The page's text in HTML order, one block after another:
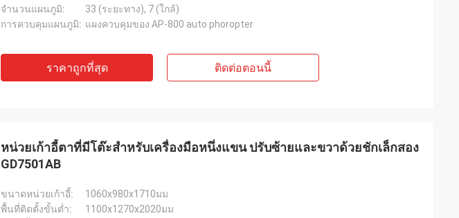
และผลงาน
จำนวนแผนภูมิ:
33 (ระยะทาง), 7 (ใกล้)
การควบคุมแผนภูมิ: แผงควบคุมของ AP-800 auto phoropter
ราคาถูกที่สุด ติดต่อตอนนี้
หน่วยเก้าอี้ตาที่มีโต๊ะสําหรับเครื่องมือหนึ่งแขน ปรับซ้ายและขวาด้วยชักเล็กสอง
GD7501AB
ขนาดหน่วยเก้าอี้:
1060x980x1710มม
พื้นที่ติดตั้งขั้นต่ำ:
1100x1270x2020มม